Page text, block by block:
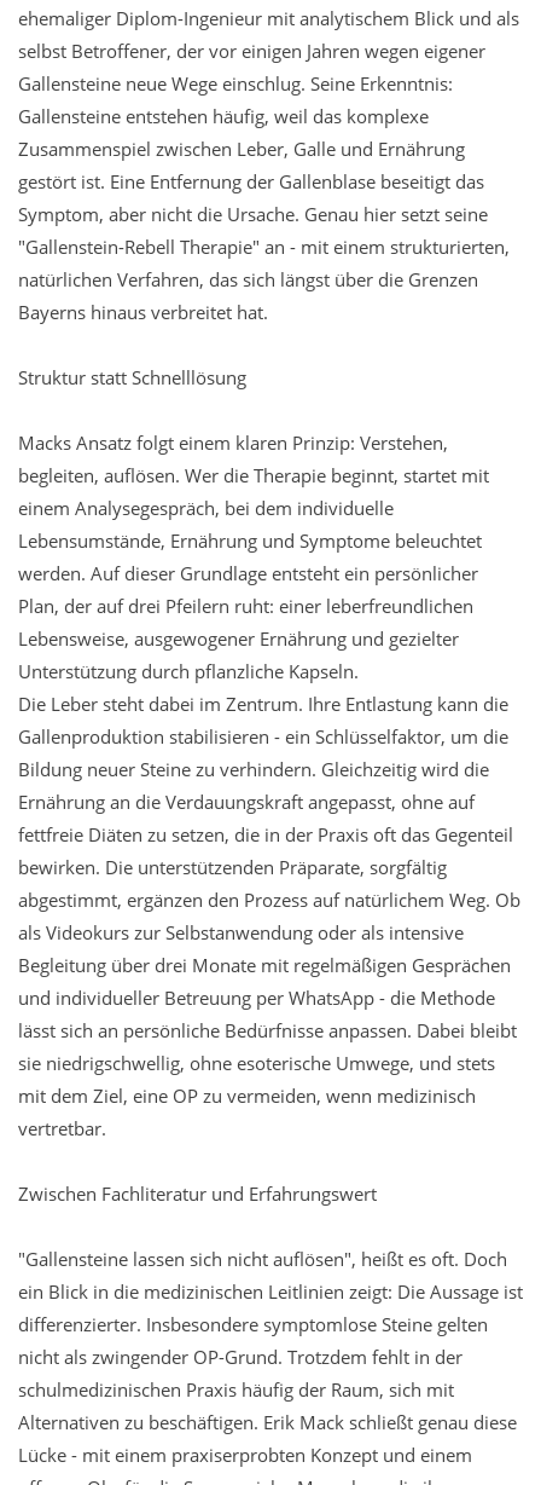
ehemaliger Diplom-Ingenieur mit analytischem Blick und als
selbst Betroffener, der vor einigen Jahren wegen eigener
Gallensteine neue Wege einschlug. Seine Erkenntnis:
Gallensteine entstehen häufig, weil das komplexe
Zusammenspiel zwischen Leber, Galle und Ernährung
gestört ist. Eine Entfernung der Gallenblase beseitigt das
Symptom, aber nicht die Ursache. Genau hier setzt seine
"Gallenstein-Rebell Therapie" an - mit einem strukturierten,
natürlichen Verfahren, das sich längst über die Grenzen
Bayerns hinaus verbreitet hat.
Struktur statt Schnelllösung
Macks Ansatz folgt einem klaren Prinzip: Verstehen,
begleiten, auflösen. Wer die Therapie beginnt, startet mit
einem Analysegespräch, bei dem individuelle
Lebensumstände, Ernährung und Symptome beleuchtet
werden. Auf dieser Grundlage entsteht ein persönlicher
Plan, der auf drei Pfeilern ruht: einer leberfreundlichen
Lebensweise, ausgewogener Ernährung und gezielter
Unterstützung durch pflanzliche Kapseln.
Die Leber steht dabei im Zentrum. Ihre Entlastung kann die
Gallenproduktion stabilisieren - ein Schlüsselfaktor, um die
Bildung neuer Steine zu verhindern. Gleichzeitig wird die
Ernährung an die Verdauungskraft angepasst, ohne auf
fettfreie Diäten zu setzen, die in der Praxis oft das Gegenteil
bewirken. Die unterstützenden Präparate, sorgfältig
abgestimmt, ergänzen den Prozess auf natürlichem Weg. Ob
als Videokurs zur Selbstanwendung oder als intensive
Begleitung über drei Monate mit regelmäßigen Gesprächen
und individueller Betreuung per WhatsApp - die Methode
lässt sich an persönliche Bedürfnisse anpassen. Dabei bleibt
sie niedrigschwellig, ohne esoterische Umwege, und stets
mit dem Ziel, eine OP zu vermeiden, wenn medizinisch
vertretbar.
Zwischen Fachliteratur und Erfahrungswert
"Gallensteine lassen sich nicht auflösen", heißt es oft. Doch
ein Blick in die medizinischen Leitlinien zeigt: Die Aussage ist
differenzierter. Insbesondere symptomlose Steine gelten
nicht als zwingender OP-Grund. Trotzdem fehlt in der
schulmedizinischen Praxis häufig der Raum, sich mit
Alternativen zu beschäftigen. Erik Mack schließt genau diese
Lücke - mit einem praxiserprobten Konzept und einem